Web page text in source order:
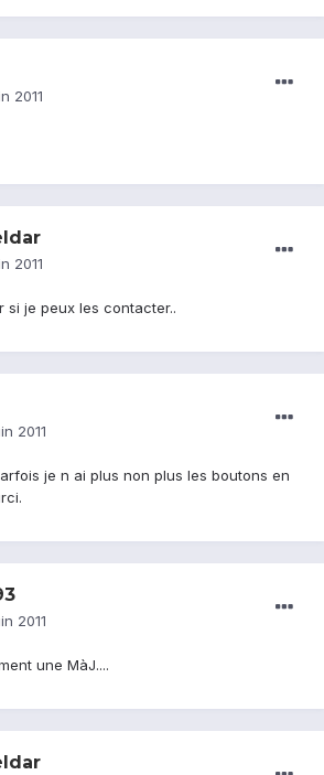
2011
2011
si je peux les contacter..
2011
je n ai plus non plus les boutons en
2011
une MàJ....